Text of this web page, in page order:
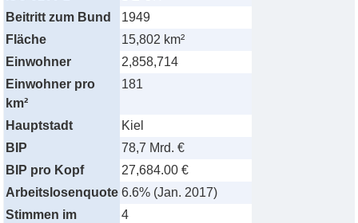
Beitritt zum Bund
1949
Fläche
15,802 km²
Einwohner
2,858,714
Einwohner pro
km²
181
Hauptstadt
Kiel
BIP
78,7 Mrd. €
BIP pro Kopf
27,684.00 €
Arbeitslosenquote 6.6% (Jan. 2017)
Stimmen im
4